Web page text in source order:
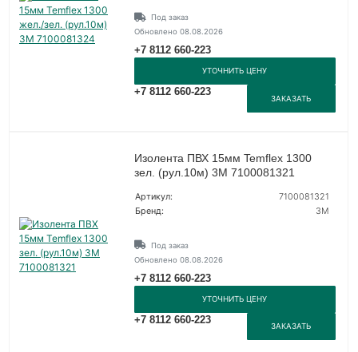
Под заказ
Обновлено 08.08.2026
+7 8112 660-223
УТОЧНИТЬ ЦЕНУ
+7 8112 660-223
ЗАКАЗАТЬ
Изолента ПВХ 15мм Temflex 1300
зел. (рул.10м) 3М 7100081321
Артикул:
7100081321
Бренд:
3М
Под заказ
Обновлено 08.08.2026
+7 8112 660-223
УТОЧНИТЬ ЦЕНУ
+7 8112 660-223
ЗАКАЗАТЬ